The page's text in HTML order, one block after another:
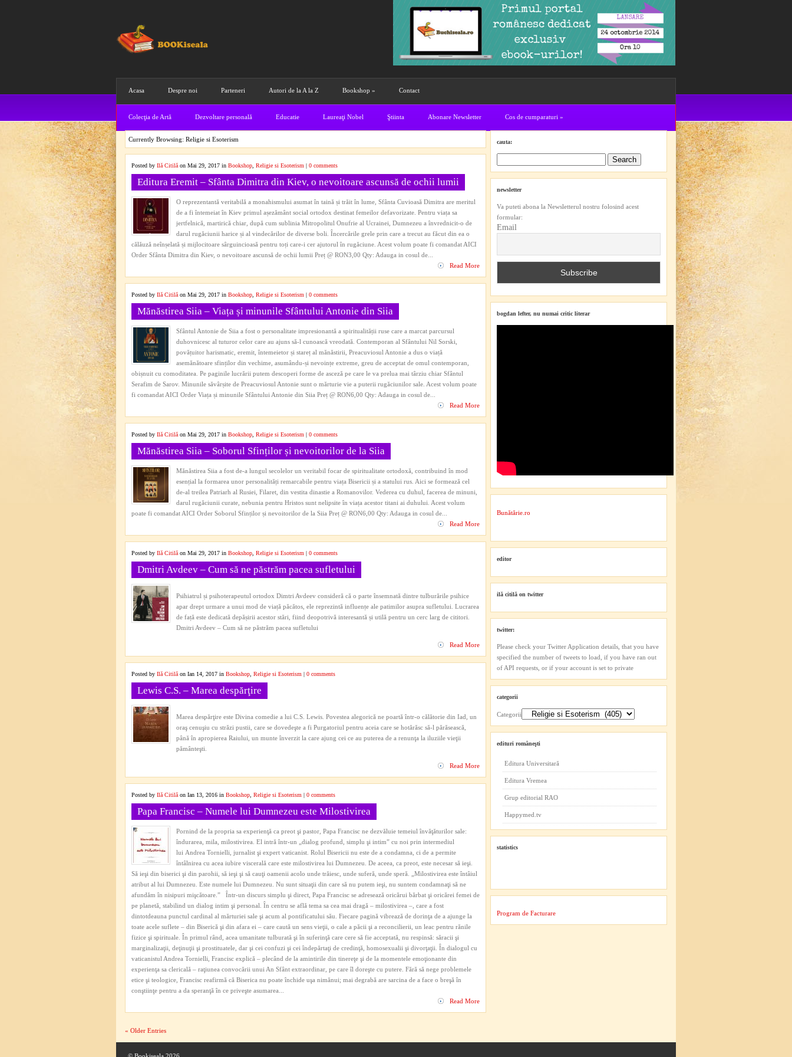
Acasa Despre noi Parteneri Autori de la A la Z Bookshop » Contact
Colecţia de Artă Dezvoltare personală Educatie Laureaţi Nobel Ştiinta Abonare Newsletter Cos de cumparaturi »
Currently Browsing: Religie si Esoterism
Posted by Ilă Citilă on Mai 29, 2017 in Bookshop Religie si Esoterism | 0 comments
Editura Eremit – Sfânta Dimitra din Kiev, o nevoitoare ascunsă de ochii lumii
O reprezentantă veritabilă a monahismului asumat în taină și trăit în lume, Sfânta Cuvioasă Dimitra are meritul
de a fi întemeiat în Kiev primul așezământ social ortodox destinat femeilor defavorizate. Pentru viața sa
jertfelnică, martirică chiar, după cum sublinia Mitropolitul Onufrie al Ucrainei, Dumnezeu a învrednicit-o de
darul rugăciunii harice și al vindecărilor de diverse boli. Încercările grele prin care a trecut au făcut din ea o
călăuză neînșelată și mijlocitoare sârguincioasă pentru toți care-i cer ajutorul în rugăciune. Acest volum poate fi comandat AICI
Order Sfânta Dimitra din Kiev, o nevoitoare ascunsă de ochii lumii Preț @ RON3,00 Qty: Adauga in cosul de...
Read More
Posted by Ilă Citilă on Mai 29, 2017 in Bookshop Religie si Esoterism | 0 comments
Mănăstirea Siia – Viața și minunile Sfântului Antonie din Siia
Sfântul Antonie de Siia a fost o personalitate impresionantă a spiritualității ruse care a marcat parcursul
duhovnicesc al tuturor celor care au ajuns să-l cunoască vreodată. Contemporan al Sfântului Nil Sorski,
povățuitor harismatic, eremit, întemeietor și stareț al mănăstirii, Preacuviosul Antonie a dus o viață
asemănătoare sfinților din vechime, asumându-și nevoințe extreme, greu de acceptat de omul contemporan,
obișnuit cu comoditatea. Pe paginile lucrării putem descoperi forme de asceză pe care le va prelua mai târziu chiar Sfântul
Serafim de Sarov. Minunile săvârșite de Preacuviosul Antonie sunt o mărturie vie a puterii rugăciunilor sale. Acest volum poate
fi comandat AICI Order Viața și minunile Sfântului Antonie din Siia Preț @ RON6,00 Qty: Adauga in cosul de...
Read More
Posted by Ilă Citilă on Mai 29, 2017 in Bookshop Religie si Esoterism | 0 comments
Mănăstirea Siia – Soborul Sfinților și nevoitorilor de la Siia
Mănăstirea Siia a fost de-a lungul secolelor un veritabil focar de spiritualitate ortodoxă, contribuind în mod
esențial la formarea unor personalități remarcabile pentru viața Bisericii și a statului rus. Aici se formează cel
de-al treilea Patriarh al Rusiei, Filaret, din vestita dinastie a Romanovilor. Vederea cu duhul, facerea de minuni,
darul rugăciunii curate, nebunia pentru Hristos sunt nelipsite în viața acestor titani ai duhului. Acest volum
poate fi comandat AICI Order Soborul Sfinților și nevoitorilor de la Siia Preț @ RON6,00 Qty: Adauga in cosul de...
Read More
Posted by Ilă Citilă on Mai 29, 2017 in Bookshop Religie si Esoterism | 0 comments
Dmitri Avdeev – Cum să ne păstrăm pacea sufletului
Psihiatrul și psihoterapeutul ortodox Dimtri Avdeev consideră că o parte însemnată dintre tulburările psihice
apar drept urmare a unui mod de viață păcătos, ele reprezintă influențe ale patimilor asupra sufletului. Lucrarea
de față este dedicată depășirii acestor stări, fiind deopotrivă interesantă și utilă pentru un cerc larg de cititori.
Dmitri Avdeev – Cum să ne păstrăm pacea sufletului
Read More
Posted by Ilă Citilă on Ian 14, 2017 in Bookshop Religie si Esoterism | 0 comments
Lewis C.S. – Marea despărţire
Marea despărţire este Divina comedie a lui C.S. Lewis. Povestea alegorică ne poartă într-o călătorie din Iad, un
oraş cenuşiu cu străzi pustii, care se dovedeşte a fi Purgatoriul pentru aceia care se hotărăsc să-l părăsească,
până în apropierea Raiului, un munte înverzit la care ajung cei ce au puterea de a renunţa la iluziile vieţii
pământeşti.
Read More
Posted by Ilă Citilă on Ian 13, 2016 in Bookshop Religie si Esoterism | 0 comments
Papa Francisc – Numele lui Dumnezeu este Milostivirea
Pornind de la propria sa experienţă ca preot şi pastor, Papa Francisc ne dezvăluie temeiul învăţăturilor sale:
îndurarea, mila, milostivirea. El intră într-un „dialog profund, simplu şi intim” cu noi prin intermediul
lui Andrea Tornielli, jurnalist şi expert vaticanist. Rolul Bisericii nu este de a condamna, ci de a permite
întâlnirea cu acea iubire viscerală care este milostivirea lui Dumnezeu. De aceea, ca preot, este necesar să ieşi.
Să ieşi din biserici şi din parohii, să ieşi şi să cauţi oamenii acolo unde trăiesc, unde suferă, unde speră. „Milostivirea este întâiul
atribut al lui Dumnezeu. Este numele lui Dumnezeu. Nu sunt situaţii din care să nu putem ieşi, nu suntem condamnaţi să ne
afundăm în nisipuri mişcătoare.” Într-un discurs simplu şi direct, Papa Francisc se adresează oricărui bărbat şi oricărei femei de
pe planetă, stabilind un dialog intim şi personal. În centru se află tema sa cea mai dragă – milostivirea –, care a fost
dintotdeauna punctul cardinal al mărturiei sale şi acum al pontificatului său. Fiecare pagină vibrează de dorinţa de a ajunge la
toate acele suflete – din Biserică şi din afara ei – care caută un sens vieţii, o cale a păcii şi a reconcilierii, un leac pentru rănile
fizice şi spirituale. În primul rând, acea umanitate tulburată şi în suferinţă care cere să fie acceptată, nu respinsă: săracii şi
marginalizaţii, deţinuţii şi prostituatele, dar şi cei confuzi şi cei îndepărtaţi de credinţă, homosexualii şi divorţaţii. În dialogul cu
vaticanistul Andrea Tornielli, Francisc explică – plecând de la amintirile din tinereţe şi de la momentele emoţionante din
experienţa sa clericală – raţiunea convocării unui An Sfânt extraordinar, pe care îl doreşte cu putere. Fără să nege problemele
etice şi teologice, Francisc reafirmă că Biserica nu poate închide uşa nimănui; mai degrabă are sarcina de a face o breşă în
conştiinţe pentru a da speranţă în ce priveşte asumarea...
Read More
« Older Entries
cauta:
newsletter
Va puteti abona la Newsletterul nostru folosind acest
formular:
Email
bogdan lefter, nu numai critic literar
Bunătărie.ro
editor
ilă citilă on twitter
twitter:
Please check your Twitter Application details, that you have
specified the number of tweets to load, if you have ran out
of API requests, or if your account is set to private
categorii
Categorii
edituri româneşti
Editura Universitară
Editura Vremea
Grup editorial RAO
Happymed.tv
statistics
Program de Facturare